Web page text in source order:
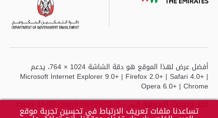
برعاية
أفضل عرض لهذا الموقع هو دقة الشاشة 1024 × 764، يدعم
Microsoft Internet Explorer 9.0+ | Firefox 2.0+ | Safari 4.0+ |
Opera 6.0+ | Chrome
آخر تحديث للموقع في- 2026-05-06 الوقت 11:00 صباحًا
تساعدنا ملفات تعريف الارتباط في تحسين تجربة موقع